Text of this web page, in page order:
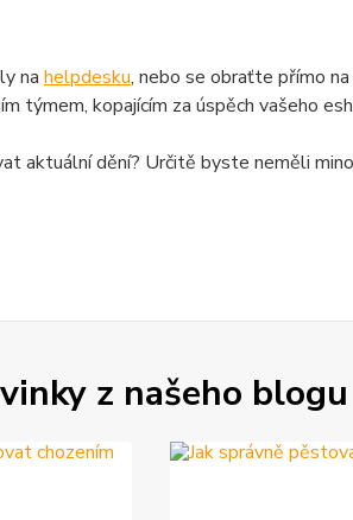
na helpdesku, nebo se obraťte přímo
týmem, kopajícím za úspěch vašeho
aktuální dění? Určitě byste neměli
z našeho blogu